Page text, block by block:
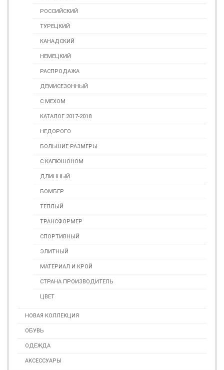
РОССИЙСКИЙ
ТУРЕЦКИЙ
КАНАДСКИЙ
НЕМЕЦКИЙ
РАСПРОДАЖА
ДЕМИСЕЗОННЫЙ
С МЕХОМ
КАТАЛОГ 2017-2018
НЕДОРОГО
БОЛЬШИЕ РАЗМЕРЫ
С КАПЮШОНОМ
ДЛИННЫЙ
БОМБЕР
ТЕПЛЫЙ
ТРАНСФОРМЕР
СПОРТИВНЫЙ
ЭЛИТНЫЙ
МАТЕРИАЛ И КРОЙ
СТРАНА ПРОИЗВОДИТЕЛЬ
ЦВЕТ
НОВАЯ КОЛЛЕКЦИЯ
ОБУВЬ
ОДЕЖДА
АКСЕССУАРЫ